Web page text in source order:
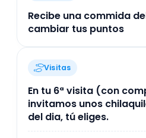
Recibe una commida
cambiar tus puntos
Visitas
En tu 6ª visita (con
invitamos unos
del dia, tú eliges.